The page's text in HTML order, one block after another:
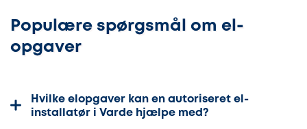
Populære spørgsmål om el-
opgaver
Hvilke elopgaver kan en autoriseret el-
installatør i Varde hjælpe med?